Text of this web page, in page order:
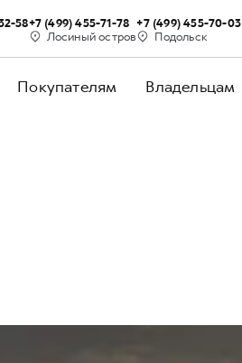
58+7 (499) 455-71-78
Лосиный остров
+7 (499) 455-70-03
Подольск
Покупателям Владельцам